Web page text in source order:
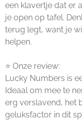
een klavertje dat er
je open op tafel.
terug legt, want je
helpen.
⭐ Onze review:
Lucky Numbers is
Ideaal om mee te
erg verslavend, het
geluksfactor in dit